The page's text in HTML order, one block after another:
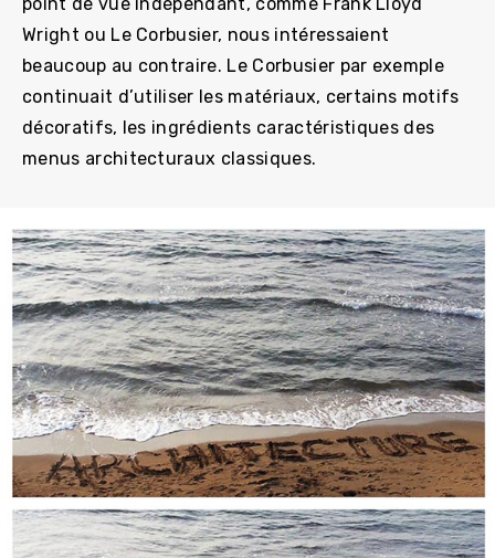
point de vue indépendant, comme Frank Lloyd
Wright ou Le Corbusier, nous intéressaient
beaucoup au contraire. Le Corbusier par exemple
continuait d’utiliser les matériaux, certains motifs
décoratifs, les ingrédients caractéristiques des
menus architecturaux classiques.